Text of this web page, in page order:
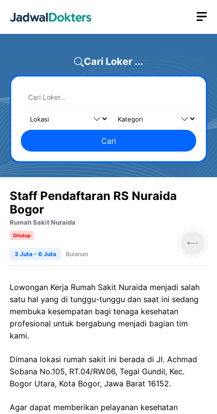
Cari Loker ...
Cari
Staff Pendaftaran RS Nuraida
Bogor
Rumah Sakit Nuraida
Ditutup
3 Juta - 6 Juta Bulanan
Lowongan Kerja Rumah Sakit Nuraida menjadi salah
satu hal yang di tunggu-tunggu dan saat ini sedang
membuka kesempatan bagi tenaga kesehatan
profesional untuk bergabung menjadi bagian tim
kami.
Dimana lokasi rumah sakit ini berada di Jl. Achmad
Sobana No.105, RT.04/RW.06, Tegal Gundil, Kec.
Bogor Utara, Kota Bogor, Jawa Barat 16152.
Agar dapat memberikan pelayanan kesehatan